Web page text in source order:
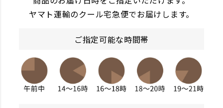
ヤマト運輸のクール宅急便でお届けします。
ご指定可能な時間帯